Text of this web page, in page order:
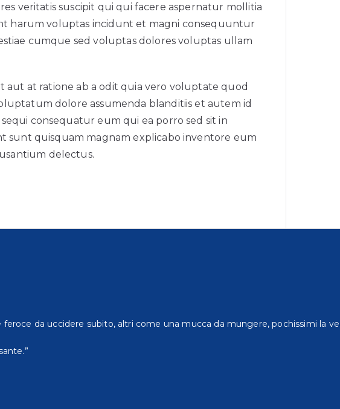
veritatis suscipit qui qui facere aspernatur mollitia
harum voluptas incidunt et magni consequuntur
cumque sed voluptas dolores voluptas ullam
at ratione ab a odit quia vero voluptate quod
dolore assumenda blanditiis et autem id
consequatur eum qui ea porro sed sit in
sunt quisquam magnam explicabo inventore eum
delectus.
da uccidere subito, altri come una mucca da mungere, pochissimi la